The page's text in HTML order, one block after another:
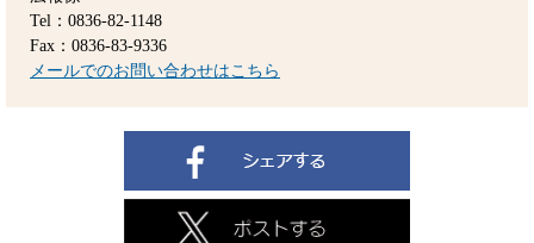
Tel：0836-82-1148
Fax：0836-83-9336
メールでのお問い合わせはこちら